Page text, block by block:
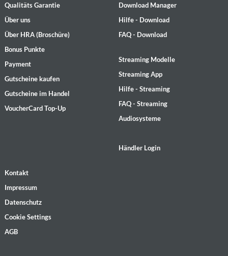
Qualitäts Garantie
Über uns
Über HRA (Broschüre)
Bonus Punkte
Payment
Gutscheine kaufen
Gutscheine im Handel
VoucherCard Top-Up
Download Manager
Hilfe - Download
FAQ - Download
Streaming Modelle
Streaming App
Hilfe - Streaming
FAQ - Streaming
Audiosysteme
Händler Login
Kontakt
Impressum
Datenschutz
Cookie Settings
AGB